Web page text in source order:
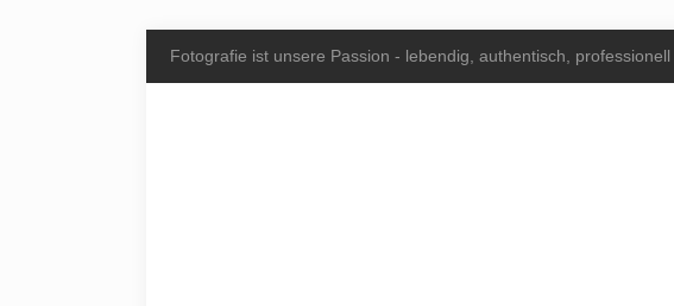
Fotografie ist unsere Passion - lebendig, authentisch, professionell